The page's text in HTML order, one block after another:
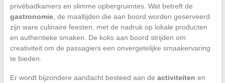
privébadkamers en slimme opbergruimtes. Wat betreft de
gastronomie, de maaltijden die aan boord worden geserveerd
zijn ware culinaire feesten, met de nadruk op lokale producten
en authentieke smaken. De koks aan boord strijden om
creativiteit om de passagiers een onvergetelijke smaakervaring
te bieden.
Er wordt bijzondere aandacht besteed aan de activiteiten en